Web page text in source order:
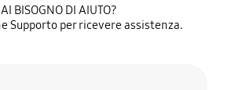
BISOGNO DI AIUTO?​
Supporto per ricevere assistenza.​